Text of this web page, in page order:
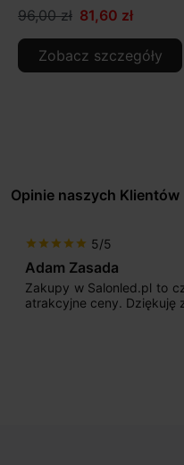
96,00 zł 81,60 zł
Zobacz szczegóły
Opinie naszych Klientów
star star star star star 5/5
Adam Zasada
Zakupy w Salonled.pl to
atrakcyjne ceny. Dziękuję